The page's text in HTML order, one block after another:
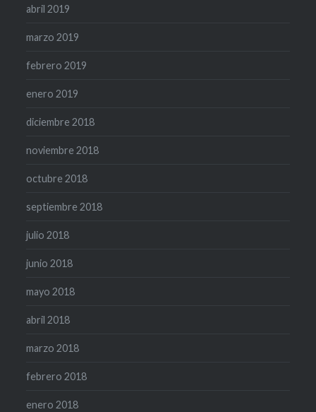
abril 2019
marzo 2019
febrero 2019
enero 2019
diciembre 2018
noviembre 2018
octubre 2018
septiembre 2018
julio 2018
junio 2018
mayo 2018
abril 2018
marzo 2018
febrero 2018
enero 2018